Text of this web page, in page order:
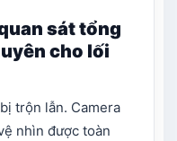
sát tổng
cho lối
trộn lẫn. Camera
nhìn được toàn